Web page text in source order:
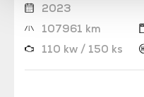
2023
107961 km
110 kw / 150 ks